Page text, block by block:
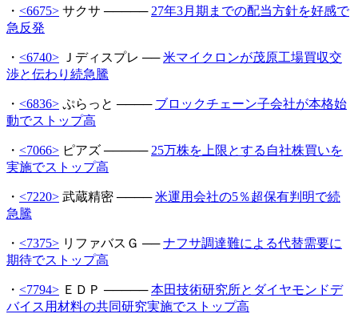
・ <6675> サクサ ───── 27年3月期までの配当方針を好感で
急反発
・ <6740> Ｊディスプレ ──米マイクロンが茂原工場買収交
渉と伝わり続急騰
・ <6836> ぷらっと ──── ブロックチェーン子会社が本格始
動でストップ高
・ <7066> ピアズ ───── 25万株を上限とする自社株買いを
実施でストップ高
・ <7220> 武蔵精密 ────米運用会社の5％超保有判明で続
急騰
・ <7375> リファバスＧ ──ナフサ調達難による代替需要に
期待でストップ高
・ <7794> ＥＤＰ ─────本田技術研究所とダイヤモンドデ
バイス用材料の共同研究実施でストップ高